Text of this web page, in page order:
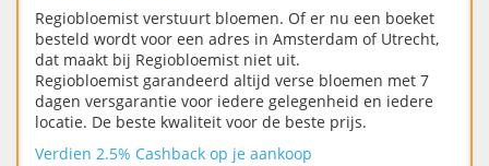
Regiobloemist verstuurt bloemen. Of er nu een boeket
besteld wordt voor een adres in Amsterdam of Utrecht,
dat maakt bij Regiobloemist niet uit.
Regiobloemist garandeerd altijd verse bloemen met 7
dagen versgarantie voor iedere gelegenheid en iedere
locatie. De beste kwaliteit voor de beste prijs.
Verdien 2.5% Cashback op je aankoop